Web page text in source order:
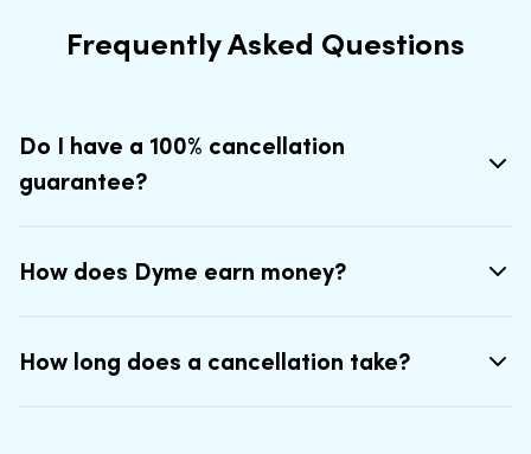
Frequently Asked Questions
Do I have a 100% cancellation
guarantee?
How does Dyme earn money?
How long does a cancellation take?